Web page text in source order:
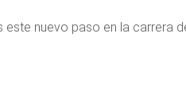
nuevo paso en la carrera